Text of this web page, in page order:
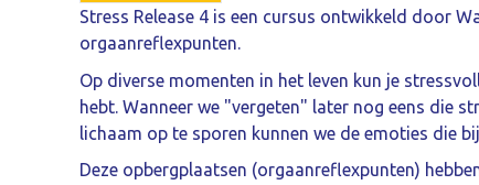
Stress Release 4 is een cursus ontwikkeld door
orgaanreflexpunten.
Op diverse momenten in het leven kun je
hebt. Wanneer we "vergeten" later nog eens die
lichaam op te sporen kunnen we de emoties die
Deze opbergplaatsen (orgaanreflexpunten)